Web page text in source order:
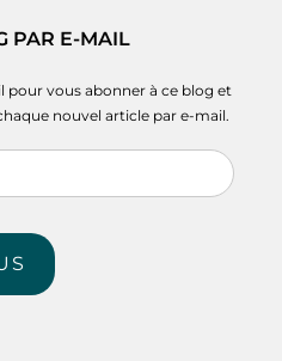
PAR E-MAIL
pour vous abonner à ce blog et
nouvel article par e-mail.